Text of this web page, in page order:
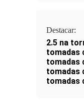
Destacar:
2.5 na
tomadas
tomadas
tomadas
tomadas